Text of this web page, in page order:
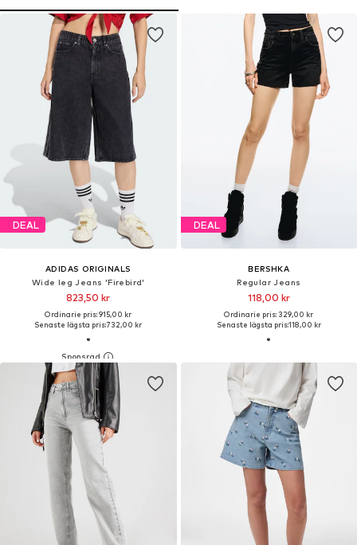
DEAL
ADIDAS ORIGINALS
Wide leg Jeans 'Firebird'
823,50 kr
Ordinarie pris: 915,00 kr
Senaste lägsta pris:732,00 kr
DEAL
BERSHKA
Regular Jeans
118,00 kr
Ordinarie pris: 329,00 kr
Senaste lägsta pris:118,00 kr